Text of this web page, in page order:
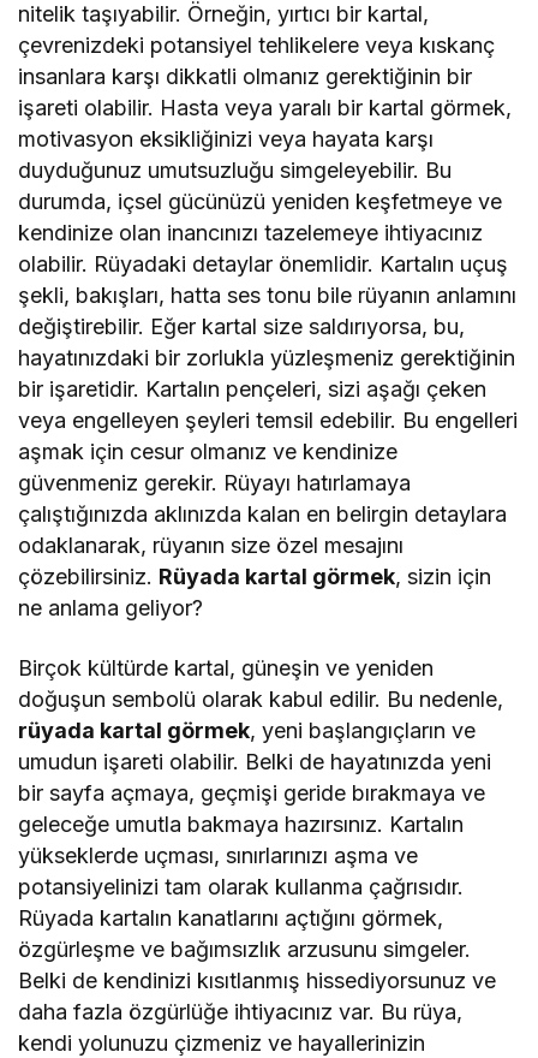
nitelik taşıyabilir. Örneğin, yırtıcı bir kartal,
çevrenizdeki potansiyel tehlikelere veya kıskanç
insanlara karşı dikkatli olmanız gerektiğinin bir
işareti olabilir. Hasta veya yaralı bir kartal görmek,
motivasyon eksikliğinizi veya hayata karşı
duyduğunuz umutsuzluğu simgeleyebilir. Bu
durumda, içsel gücünüzü yeniden keşfetmeye ve
kendinize olan inancınızı tazelemeye ihtiyacınız
olabilir. Rüyadaki detaylar önemlidir. Kartalın uçuş
şekli, bakışları, hatta ses tonu bile rüyanın anlamını
değiştirebilir. Eğer kartal size saldırıyorsa, bu,
hayatınızdaki bir zorlukla yüzleşmeniz gerektiğinin
bir işaretidir. Kartalın pençeleri, sizi aşağı çeken
veya engelleyen şeyleri temsil edebilir. Bu engelleri
aşmak için cesur olmanız ve kendinize
güvenmeniz gerekir. Rüyayı hatırlamaya
çalıştığınızda aklınızda kalan en belirgin detaylara
odaklanarak, rüyanın size özel mesajını
çözebilirsiniz. Rüyada kartal görmek, sizin için
ne anlama geliyor?
Birçok kültürde kartal, güneşin ve yeniden
doğuşun sembolü olarak kabul edilir. Bu nedenle,
rüyada kartal görmek, yeni başlangıçların ve
umudun işareti olabilir. Belki de hayatınızda yeni
bir sayfa açmaya, geçmişi geride bırakmaya ve
geleceğe umutla bakmaya hazırsınız. Kartalın
yükseklerde uçması, sınırlarınızı aşma ve
potansiyelinizi tam olarak kullanma çağrısıdır.
Rüyada kartalın kanatlarını açtığını görmek,
özgürleşme ve bağımsızlık arzusunu simgeler.
Belki de kendinizi kısıtlanmış hissediyorsunuz ve
daha fazla özgürlüğe ihtiyacınız var. Bu rüya,
kendi yolunuzu çizmeniz ve hayallerinizin